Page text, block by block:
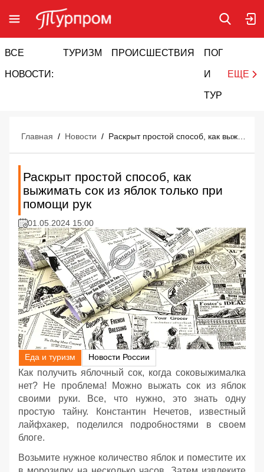
ВСЕ
НОВОСТИ:
ТУРИЗМ ПРОИСШЕСТВИЯ ПОГОДА
И
ТУРИЗМ
ЕЩЕ
Главная / Новости /
Раскрыт простой способ, как
выжимать сок из яблок только при
помощи рук
01.05.2024 15:00
Еда и туризм Новости России
Как получить яблочный сок, когда соковыжималка
нет? Не проблема! Можно выжать сок из яблок
своими руки. Все, что нужно, это знать одну
простую тайну. Константин Нечетов, известный
лайфхакер, поделился подробностями в своем
блоге.
Возьмите нужное количество яблок и поместите их